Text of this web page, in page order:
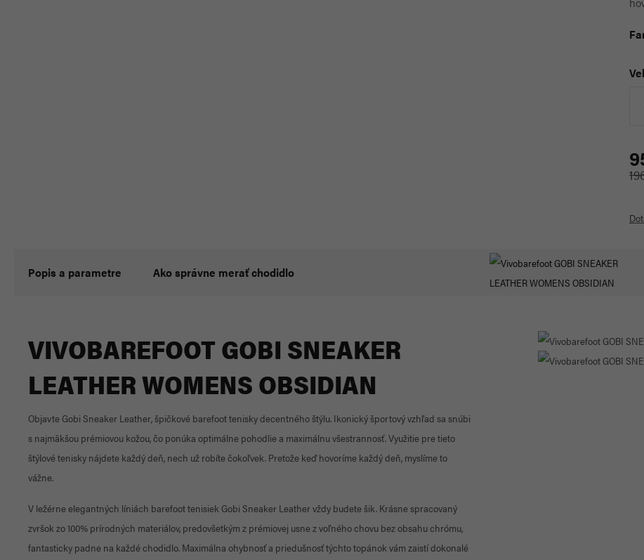
Popis a parametre Ako správne merať chodidlo
VIVOBAREFOOT GOBI SNEAKER
LEATHER WOMENS OBSIDIAN
Objavte Gobi Sneaker Leather, špičkové barefoot tenisky decentného štýlu. Ikonický športový vzhľad sa snúbi
s najmäkšou prémiovou kožou, čo ponúka optimálne pohodlie a maximálnu všestrannosť. Využitie pre tieto
štýlové tenisky nájdete každý deň, nech už robíte čokoľvek. Pretože keď hovoríme každý deň, myslíme to
vážne.
V ležérne elegantných líniách barefoot tenisiek Gobi Sneaker Leather vždy budete šik. Krásne spracovaný
zvršok zo 100% prírodných materiálov, predovšetkým z prémiovej usne z voľného chovu bez obsahu chrómu,
fantasticky padne na každé chodidlo. Maximálna ohybnosť a priedušnosť týchto topánok vám zaistí dokonalé